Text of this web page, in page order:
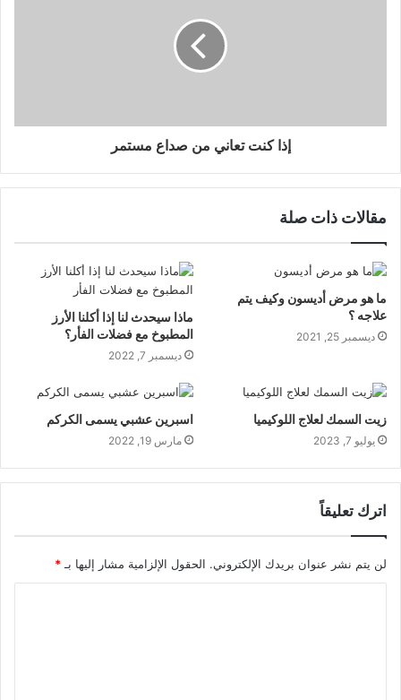
إذا كنت تعاني من صداع مستمر
مقالات ذات صلة
ما هو مرض أديسون وكيف يتم
علاجه ؟
ديسمبر 25, 2021
ماذا سيحدث لنا إذا أكلنا الأرز
المطبوخ مع فضلات الفأر؟
ديسمبر 7, 2022
زيت السمك لعلاج اللوكيميا
يوليو 7, 2023
اسبرين عشبي يسمى الكركم
مارس 19, 2022
اترك تعليقاً
لن يتم نشر عنوان بريدك الإلكتروني. الحقول الإلزامية مشار إليها بـ *